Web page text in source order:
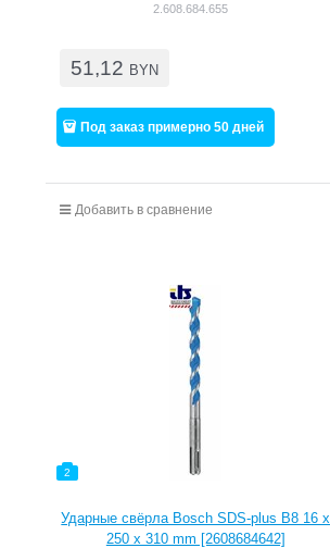
2.608.684.655
51,12 BYN
Под заказ примерно 50 дней
Добавить в сравнение
2
Ударные свёрла Bosch SDS-plus B8 16 x
250 x 310 mm [2608684642]